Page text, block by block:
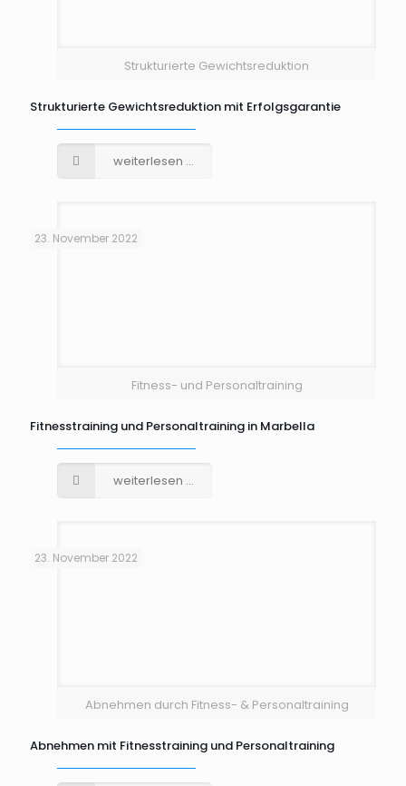
Strukturierte Gewichtsreduktion
Strukturierte Gewichtsreduktion mit Erfolgsgarantie
weiterlesen ...
Fitness- und Personaltraining
23. November 2022
Fitnesstraining und Personaltraining in Marbella
weiterlesen ...
Abnehmen durch Fitness- & Personaltraining
23. November 2022
Abnehmen mit Fitnesstraining und Personaltraining